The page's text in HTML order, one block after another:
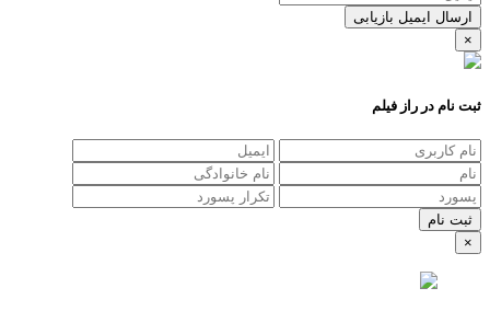
ارسال ایمیل بازیابی
×
ثبت نام در راز فیلم
×